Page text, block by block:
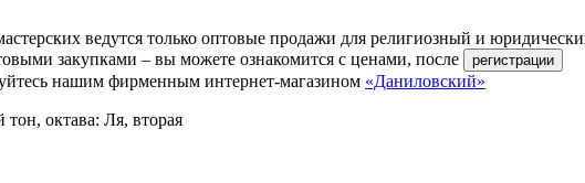
ведутся только оптовые продажи для религиозный и
закупками – вы можете ознакомится с ценами, после
нашим фирменным интернет-магазином «Даниловский»
октава: Ля, вторая